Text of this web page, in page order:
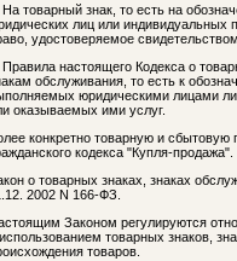
На товарный знак, то есть на
лиц или индивидуальных
удостоверяемое
Правила настоящего Кодекса о
обслуживания, то есть к
юридическими лицами
оказываемых ими услуг.
конкретно товарную и сбытовую
кодекса "Купля-продажа".
о товарных знаках, знаках
2002 N 166-ФЗ.
Законом регулируются
товарных знаков,
товаров.